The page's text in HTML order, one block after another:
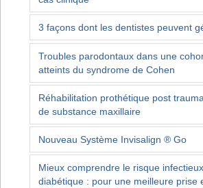
3 façons dont les dentistes peuvent
Troubles parodontaux dans une
atteints du syndrome de Cohen
Réhabilitation prothétique post
de substance maxillaire
Nouveau Système Invisalign ® Go
Mieux comprendre le risque
diabétique : pour une meilleure prise